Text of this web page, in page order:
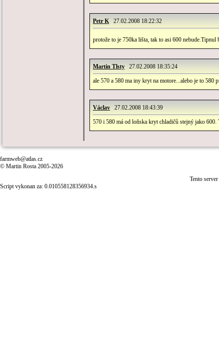
Petr K27.02.2008 18:22:32
protože to je 750ka lišta, tak to asi 600 nebude.Tipnul
Martin Tlsty 27.02.2008 18:35:24
ale 570 a 580 ma iny kryt na motore...alebo je to 580
Václav 27.02.2008 18:43:39
570 i 580 má od loňska kryt chladičů stejný jako
farmweb@atlas.cz
© Martin Rosta 2005-2026
Tento
Script vykonan za: 0.010558128356934.s